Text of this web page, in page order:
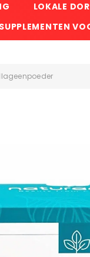
LOKALE
SUPPLEMENTEN